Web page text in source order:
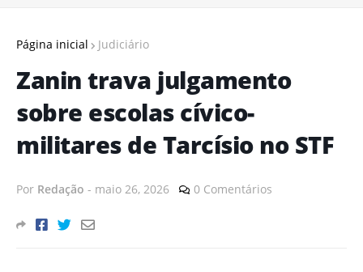
Página inicial Judiciário
Zanin trava julgamento
sobre escolas cívico-
militares de Tarcísio no STF
Por Redação - maio 26, 2026 0 Comentários